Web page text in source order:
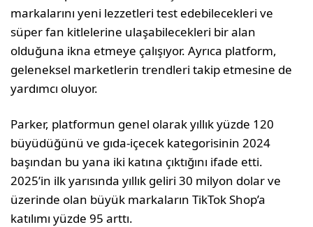
markalarını yeni lezzetleri test edebilecekleri ve
süper fan kitlelerine ulaşabilecekleri bir alan
olduğuna ikna etmeye çalışıyor. Ayrıca platform,
geleneksel marketlerin trendleri takip etmesine de
yardımcı oluyor.
Parker, platformun genel olarak yıllık yüzde 120
büyüdüğünü ve gıda-içecek kategorisinin 2024
başından bu yana iki katına çıktığını ifade etti.
2025’in ilk yarısında yıllık geliri 30 milyon dolar ve
üzerinde olan büyük markaların TikTok Shop’a
katılımı yüzde 95 arttı.